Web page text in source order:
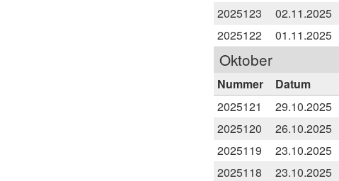
2025123
02.11.2025
2025122
01.11.2025
Oktober
Nummer Datum
2025121
29.10.2025
2025120
26.10.2025
2025119
23.10.2025
2025118
23.10.2025